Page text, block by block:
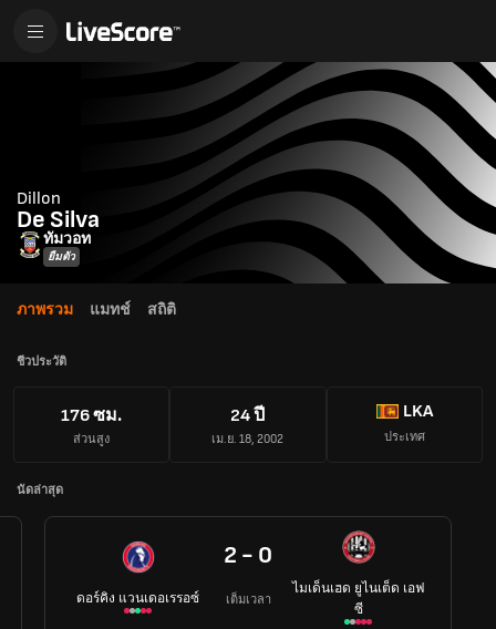
Dillon
De Silva
ทัมวอท
ยืมตัว
ภาพรวม แมทช์ สถิติ
ชีวประวัติ
176 ซม.
ส่วนสูง
24 ปี
เม.ย. 18, 2002
LKA
ประเทศ
นัดล่าสุด
ดอร์คิง แวนเดอเรรอซ์
2 - 0
เต็มเวลา
ไมเด็นเฮด ยูไนเต็ด เอฟ
ซี